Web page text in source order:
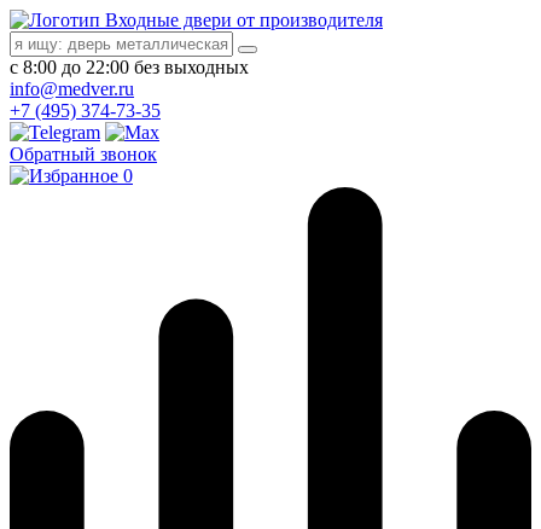
Входные двери от производителя
с 8:00 до 22:00 без выходных
info@medver.ru
+7 (495) 374-73-35
Обратный звонок
0